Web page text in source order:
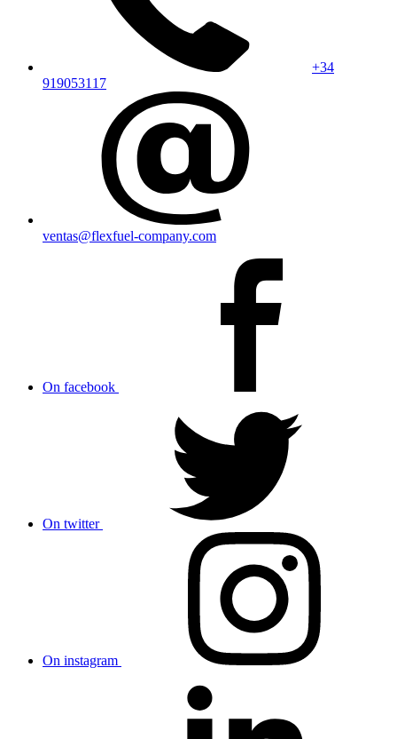
+34
919053117
ventas@flexfuel-company.com
On facebook
On twitter
On instagram